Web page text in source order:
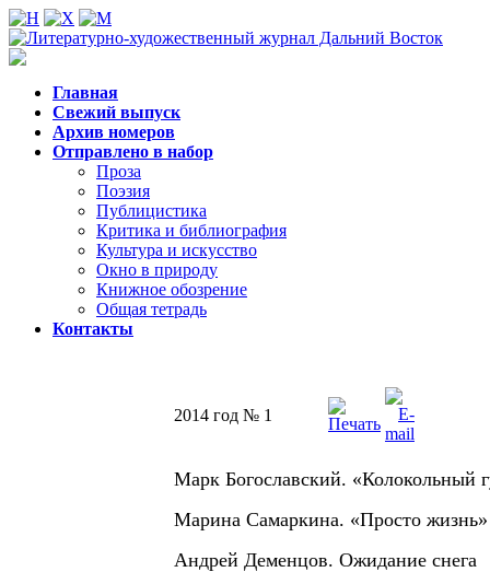
Главная
Свежий выпуск
Архив номеров
Отправлено в набор
Проза
Поэзия
Публицистика
Критика и библиография
Культура и искусство
Окно в природу
Книжное обозрение
Общая тетрадь
Контакты
2014 год № 1
Марк Богославский. «Колокольный
Марина Самаркина. «Просто жизнь»
Андрей Деменцов. Ожидание снега